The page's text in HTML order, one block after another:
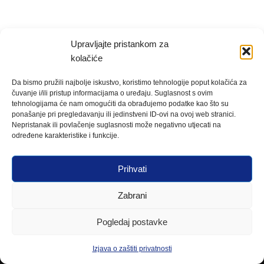
Upravljajte pristankom za
kolačiće
Da bismo pružili najbolje iskustvo, koristimo tehnologije poput kolačića za
čuvanje i/ili pristup informacijama o uređaju. Suglasnost s ovim
tehnologijama će nam omogućiti da obrađujemo podatke kao što su
ponašanje pri pregledavanju ili jedinstveni ID-ovi na ovoj web stranici.
Nepristanak ili povlačenje suglasnosti može negativno utjecati na
određene karakteristike i funkcije.
Prihvati
Zabrani
Pogledaj postavke
Izjava o zaštiti privatnosti
Neve| Powered byWordPress